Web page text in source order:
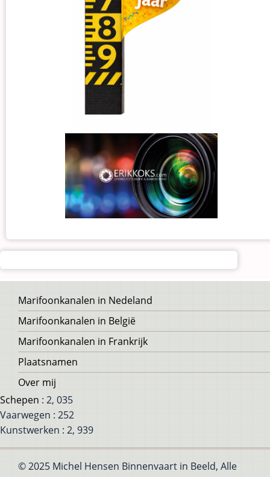
Voet
Marifoonkanalen in Nedeland
Marifoonkanalen in België
Marifoonkanalen in Frankrijk
Plaatsnamen
Over mij
Schepen : 2, 035
Vaarwegen : 252
Kunstwerken : 2, 939
© 2025 Michel Hensen Binnenvaart in Beeld, Alle